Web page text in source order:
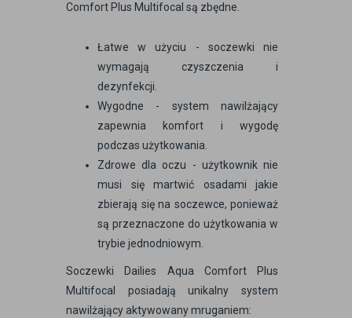
Comfort Plus Multifocal są zbędne.
Łatwe w użyciu - soczewki nie
wymagają czyszczenia i
dezynfekcji.
Wygodne - system nawilżający
zapewnia komfort i wygodę
podczas użytkowania.
Zdrowe dla oczu - użytkownik nie
musi się martwić osadami jakie
zbierają się na soczewce, ponieważ
są przeznaczone do użytkowania w
trybie jednodniowym.
Soczewki Dailies Aqua Comfort Plus
Multifocal posiadają unikalny system
nawilżający aktywowany mruganiem: